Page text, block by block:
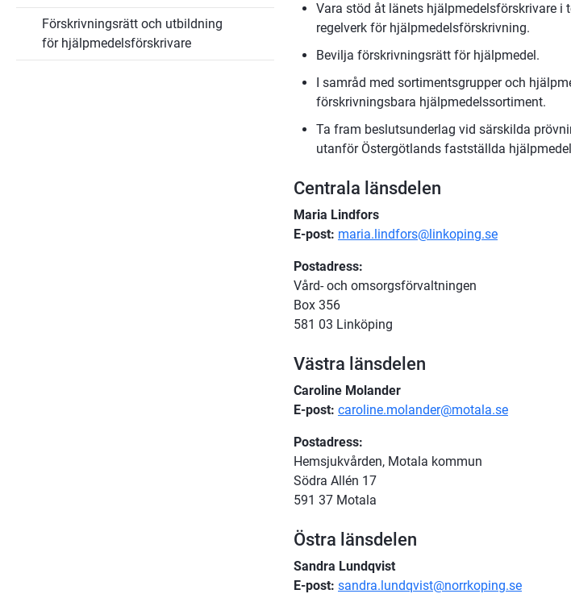
Förskrivningsrätt och utbildning
för hjälpmedelsförskrivare
Vara stöd åt länets hjälpmedelsförskrivare
regelverk för hjälpmedelsförskrivning.
Bevilja förskrivningsrätt för hjälpmedel.
I samråd med sortimentsgrupper och
förskrivningsbara hjälpmedelssortiment.
Ta fram beslutsunderlag vid särskilda
utanför Östergötlands fastställda
Centrala länsdelen
Maria Lindfors
E-post: maria.lindfors@linkoping.se
Postadress:
Vård- och omsorgsförvaltningen
Box 356
581 03 Linköping
Västra länsdelen
Caroline Molander
E-post: caroline.molander@motala.se
Postadress:
Hemsjukvården, Motala kommun
Södra Allén 17
591 37 Motala
Östra länsdelen
Sandra Lundqvist
E-post: sandra.lundqvist@norrkoping.se